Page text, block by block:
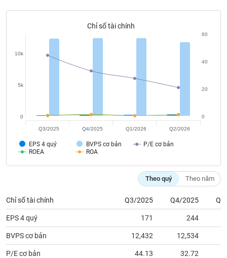
Chỉ số tài chính
EPS 4 quý BVPS cơ bản
P/E cơ bản
ROEA
ROA
0
5k
10k
0
20
40
60
Q3/2025 Q4/2025 Q1/2026 Q2/2026
Theo quý Theo năm
Chỉ số tài chính Q3/2025 Q4/2025
EPS 4 quý 171 244
BVPS cơ bản 12,432 12,534
P/E cơ bản 44.13 32.72
tài